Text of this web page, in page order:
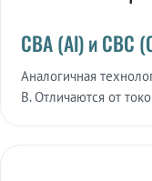
СВА (Al) и СВС
Аналогичная
В. Отличаются от